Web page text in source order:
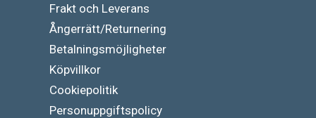
Frakt och Leverans
Ångerrätt/Returnering
Betalningsmöjligheter
Köpvillkor
Cookiepolitik
Personuppgiftspolicy